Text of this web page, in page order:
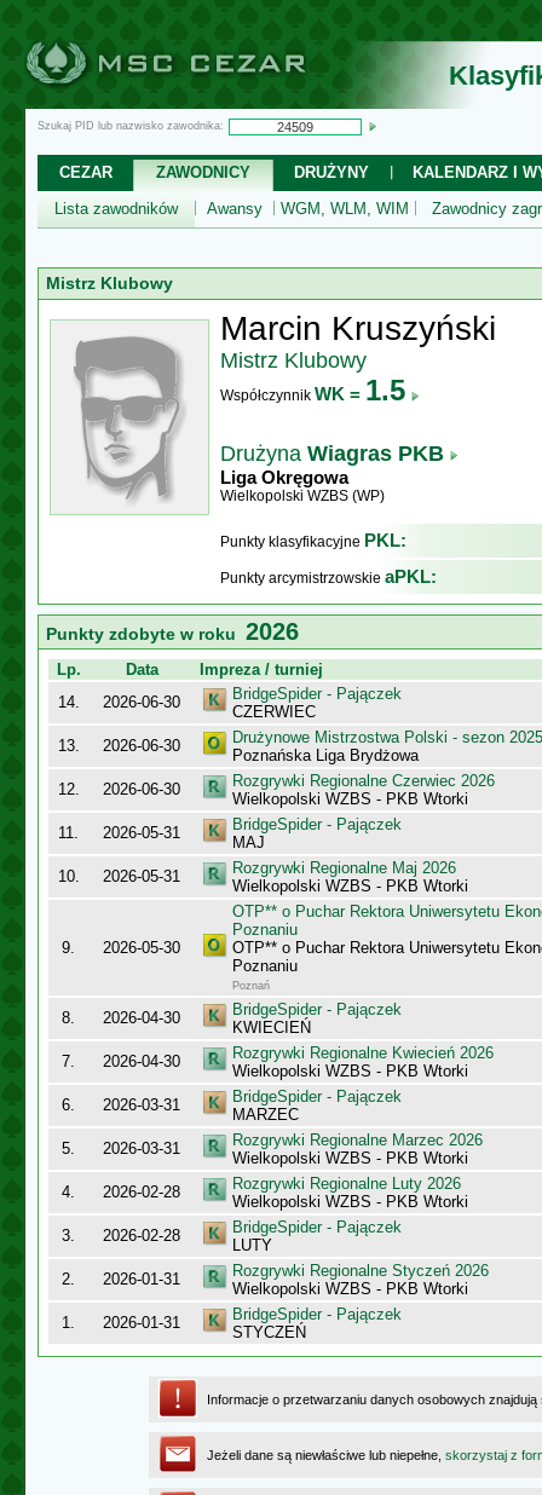
Szukaj PID lub nazwisko zawodnika:
CEZAR ZAWODNICY DRUŻYNY
KALENDARZ I
Lista zawodników
Awansy WGM, WLM, WIM Zawodnicy
Mistrz Klubowy
Marcin Kruszyński
Mistrz Klubowy
Współczynnik WK = 1.5
Drużyna Wiagras PKB
Liga Okręgowa
Wielkopolski WZBS (WP)
Punkty klasyfikacyjne PKL:
Punkty arcymistrzowskie aPKL:
Punkty zdobyte w roku 2026
Lp. Data
Impreza / turniej
14.
2026-06-30
BridgeSpider - Pajączek
CZERWIEC
13.
2026-06-30
Drużynowe Mistrzostwa Polski - sezon
Poznańska Liga Brydżowa
12.
2026-06-30
Rozgrywki Regionalne Czerwiec 2026
Wielkopolski WZBS - PKB Wtorki
11.
2026-05-31
BridgeSpider - Pajączek
MAJ
10.
2026-05-31
Rozgrywki Regionalne Maj 2026
Wielkopolski WZBS - PKB Wtorki
9. 2026-05-30
OTP** o Puchar Rektora Uniwersytetu
Poznaniu
OTP** o Puchar Rektora Uniwersytetu
Poznaniu
Poznań
8. 2026-04-30
BridgeSpider - Pajączek
KWIECIEŃ
7.
2026-04-30
Rozgrywki Regionalne Kwiecień 2026
Wielkopolski WZBS - PKB Wtorki
6.
2026-03-31
BridgeSpider - Pajączek
MARZEC
5.
2026-03-31
Rozgrywki Regionalne Marzec 2026
Wielkopolski WZBS - PKB Wtorki
4.
2026-02-28
Rozgrywki Regionalne Luty 2026
Wielkopolski WZBS - PKB Wtorki
3.
2026-02-28
BridgeSpider - Pajączek
LUTY
2.
2026-01-31
Rozgrywki Regionalne Styczeń 2026
Wielkopolski WZBS - PKB Wtorki
1.
2026-01-31
BridgeSpider - Pajączek
STYCZEŃ
Informacje o przetwarzaniu danych osobowych
Jeżeli dane są niewłaściwe lub niepełne, skorzystaj z